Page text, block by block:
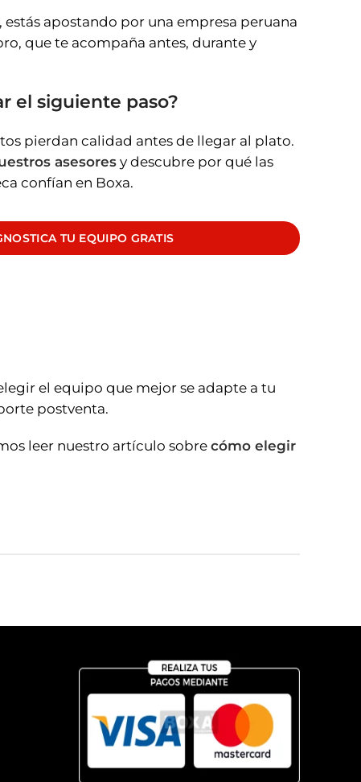
estás apostando por una empresa peruana
que te acompaña antes, durante y
el siguiente paso?
pierdan calidad antes de llegar al plato.
asesores y descubre por qué las
confían en Boxa.
TU EQUIPO GRATIS
el equipo que mejor se adapte a tu
postventa.
leer nuestro artículo sobre cómo elegir